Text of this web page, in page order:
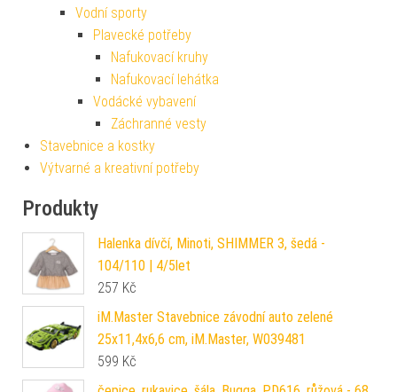
Vodní sporty
Plavecké potřeby
Nafukovací kruhy
Nafukovací lehátka
Vodácké vybavení
Záchranné vesty
Stavebnice a kostky
Výtvarné a kreativní potřeby
Produkty
Halenka dívčí, Minoti, SHIMMER 3, šedá -
104/110 | 4/5let
257 Kč
iM.Master Stavebnice závodní auto zelené
25x11,4x6,6 cm, iM.Master, W039481
599 Kč